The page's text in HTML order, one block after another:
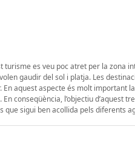
es veu poc atret per la zona
gaudir del sol i platja. Les
aquest aspecte és molt important
conseqüència, l’objectiu d’aquest
sigui ben acollida pels diferents